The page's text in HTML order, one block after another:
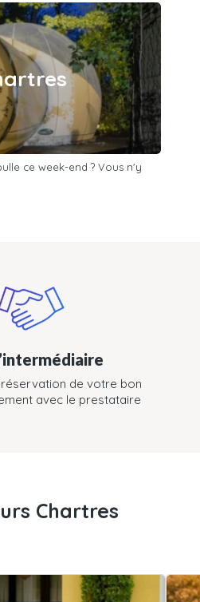
ce week-end ? Vous n'y
de votre bon
avec le prestataire
Chartres